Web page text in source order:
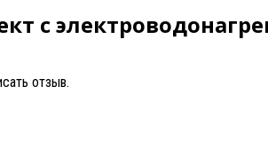
с
отзыв.